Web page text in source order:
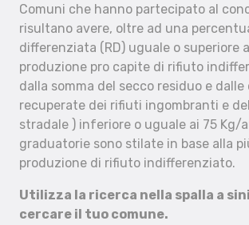
Comuni che hanno partecipato al
risultano avere, oltre ad una
differenziata (RD) uguale o superiore
produzione pro capite di rifiuto
dalla somma del secco residuo e
recuperate dei rifiuti ingombranti e
stradale ) inferiore o uguale ai 75 Kg/
graduatorie sono stilate in base alla
produzione di rifiuto indifferenziato.
Utilizza la ricerca nella spalla a
cercare il tuo comune.